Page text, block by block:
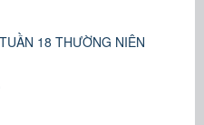
18 THƯỜNG NIÊN